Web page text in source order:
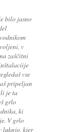
bilo jasno
v
zaščitni
vse
pripeljan
je ta
grlo
ki
V grlo
luknjo, kjer